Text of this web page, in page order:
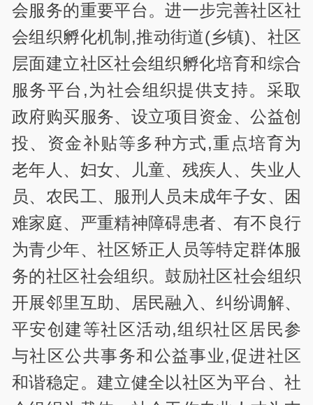
会服务的重要平台。进一步完善社区社
会组织孵化机制,推动街道(乡镇)、社区
层面建立社区社会组织孵化培育和综合
服务平台,为社会组织提供支持。采取
政府购买服务、设立项目资金、公益创
投、资金补贴等多种方式,重点培育为
老年人、妇女、儿童、残疾人、失业人
员、农民工、服刑人员未成年子女、困
难家庭、严重精神障碍患者、有不良行
为青少年、社区矫正人员等特定群体服
务的社区社会组织。鼓励社区社会组织
开展邻里互助、居民融入、纠纷调解、
平安创建等社区活动,组织社区居民参
与社区公共事务和公益事业,促进社区
和谐稳定。建立健全以社区为平台、社